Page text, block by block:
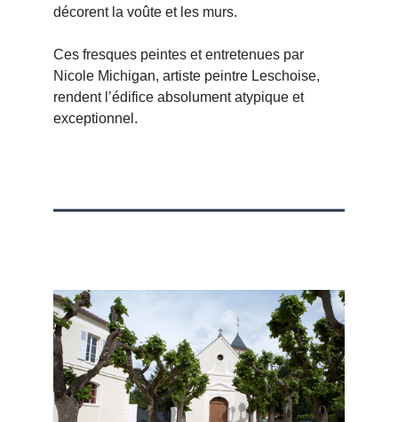
décorent la voûte et les murs.
Ces fresques peintes et entretenues par
Nicole Michigan, artiste peintre Leschoise,
rendent l’édifice absolument atypique et
exceptionnel.